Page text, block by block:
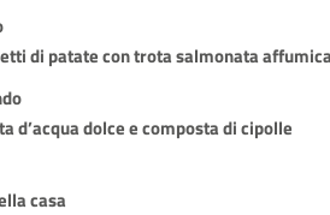
di patate con trota salmonata
d’acqua dolce e composta di cipolle
casa